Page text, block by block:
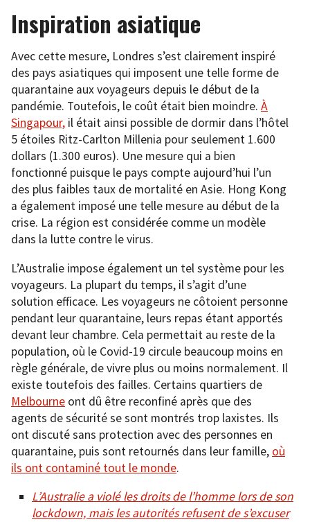
Inspiration asiatique
Avec cette mesure, Londres s’est clairement inspiré
des pays asiatiques qui imposent une telle forme de
quarantaine aux voyageurs depuis le début de la
pandémie. Toutefois, le coût était bien moindre. À
Singapour, il était ainsi possible de dormir dans l’hôtel
5 étoiles Ritz-Carlton Millenia pour seulement 1.600
dollars (1.300 euros). Une mesure qui a bien
fonctionné puisque le pays compte aujourd’hui l’un
des plus faibles taux de mortalité en Asie. Hong Kong
a également imposé une telle mesure au début de la
crise. La région est considérée comme un modèle
dans la lutte contre le virus.
L’Australie impose également un tel système pour les
voyageurs. La plupart du temps, il s’agit d’une
solution efficace. Les voyageurs ne côtoient personne
pendant leur quarantaine, leurs repas étant apportés
devant leur chambre. Cela permettait au reste de la
population, où le Covid-19 circule beaucoup moins en
règle générale, de vivre plus ou moins normalement. Il
existe toutefois des failles. Certains quartiers de
Melbourne ont dû être reconfiné après que des
agents de sécurité se sont montrés trop laxistes. Ils
ont discuté sans protection avec des personnes en
quarantaine, puis sont retournés dans leur famille, où
ils ont contaminé tout le monde.
L’Australie a violé les droits de l’homme lors de son
lockdown, mais les autorités refusent de s’excuser